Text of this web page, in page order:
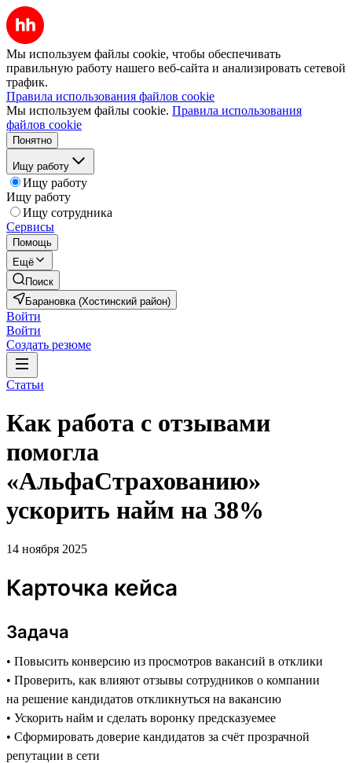
Мы используем файлы cookie, чтобы обеспечивать
правильную работу нашего веб-сайта и анализировать сетевой
трафик.
Правила использования файлов cookie
Мы используем файлы cookie. Правила использования
файлов cookie
Понятно
Ищу работу
Ищу работу
Ищу работу
Ищу сотрудника
Сервисы
Помощь
Ещё
Поиск
Барановка (Хостинский район)
Войти
Войти
Создать резюме
Статьи
Как работа с отзывами
помогла
«АльфаСтрахованию»
ускорить найм на 38%
14 ноября 2025
Карточка кейса
Задача
• Повысить конверсию из просмотров вакансий в отклики
• Проверить, как влияют отзывы сотрудников о компании
на решение кандидатов откликнуться на вакансию
• Ускорить найм и сделать воронку предсказуемее
• Сформировать доверие кандидатов за счёт прозрачной
репутации в сети